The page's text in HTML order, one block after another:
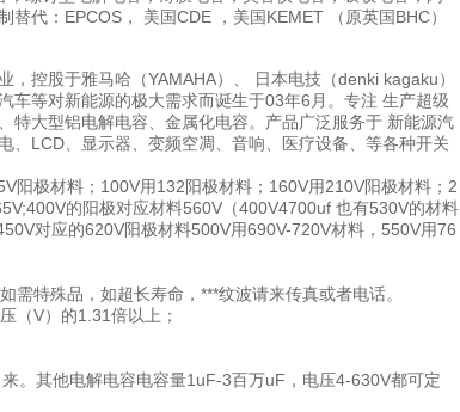
代：EPCOS， 美国CDE ，美国KEMET （原英国BHC）
控股于雅马哈（YAMAHA）、 日本电技（denki kagaku）
车等对新能源的极大需求而诞生于03年6月。专注 生产超级
特大型铝电解电容、金属化电容。产品广泛服务于 新能源汽
、LCD、显示器、变频空凋、音响、医疗设备、等各种开关
阳极材料；100V用132阳极材料；160V用210V阳极材料；2
的阳极对应材料560V（400V4700uf 也有530V的材料
对应的620V阳极材料500V用690V-720V材料，550V用76
需特殊品，如超长寿命，***纹波请来传真或者电话。
（V）的1.31倍以上；
。其他电解电容电容量1uF-3百万uF，电压4-630V都可定